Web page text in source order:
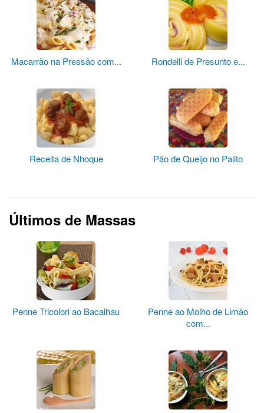
Macarrão na Pressão com... Rondelli de Presunto e...
Receita de Nhoque Pão de Queijo no Palito
Últimos de Massas
Penne Tricolori ao Bacalhau
Penne ao Molho de Limão
com...